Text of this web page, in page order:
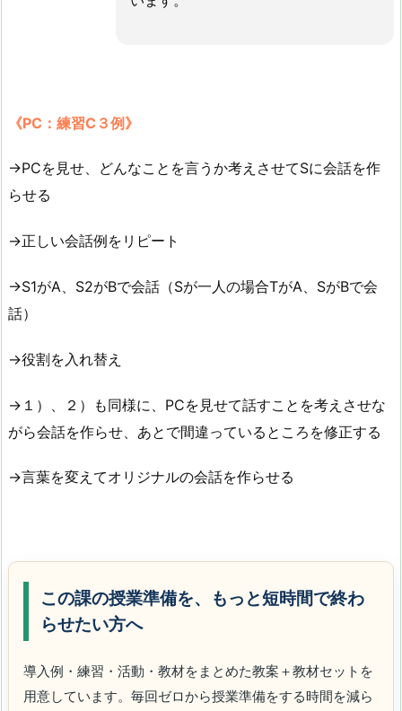
《PC：練習C３例》
→PCを見せ、どんなことを言うか考えさせてSに会話を作
らせる
→正しい会話例をリピート
→S1がA、S2がBで会話（Sが一人の場合TがA、SがBで会
話）
→役割を入れ替え
→１）、２）も同様に、PCを見せて話すことを考えさせな
がら会話を作らせ、あとで間違っているところを修正する
→言葉を変えてオリジナルの会話を作らせる
この課の授業準備を、もっと短時間で終わ
らせたい方へ
導入例・練習・活動・教材をまとめた教案＋教材セットを
用意しています。毎回ゼロから授業準備をする時間を減ら